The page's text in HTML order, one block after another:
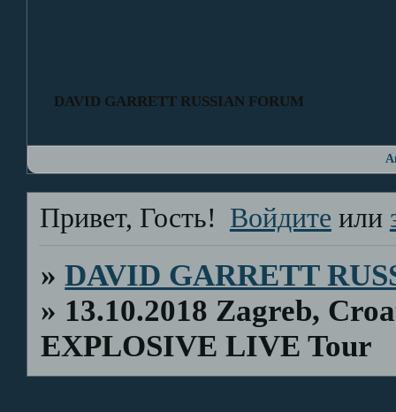
DAVID GARRETT RUSSIAN FORUM
Привет, Гость! Войдите или
»DAVID GARRETT
» 13.10.2018 Zagreb,
EXPLOSIVE LIVE Tour